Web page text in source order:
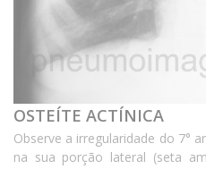
OSTEÍTE ACTÍNICA
Observe a irregularidade do 7°
na sua porção lateral (seta